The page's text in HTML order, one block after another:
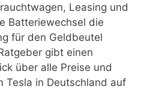
Leasing und
Batteriewechsel die
für den Geldbeutel
gibt einen
über alle Preise und
Tesla in Deutschland auf